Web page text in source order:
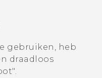
gebruiken, heb
draadloos